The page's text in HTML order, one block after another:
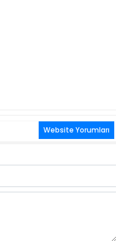
Website Yorumları